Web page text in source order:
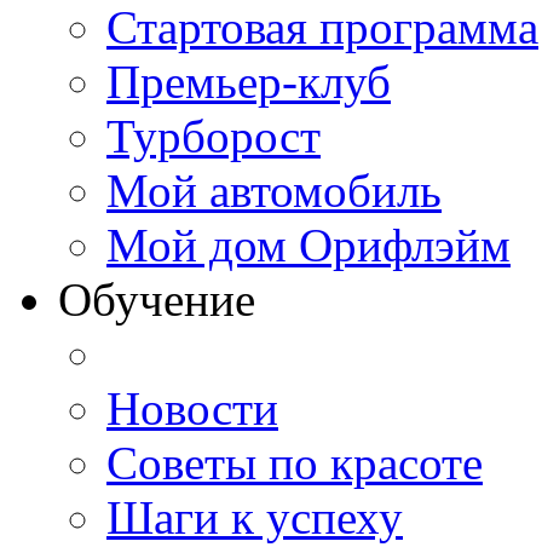
Стартовая программа
Премьер-клуб
Турборост
Мой автомобиль
Мой дом Орифлэйм
Обучение
Новости
Советы по красоте
Шаги к успеху